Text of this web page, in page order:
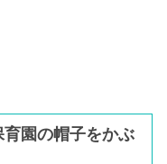
園の帽子をかぶ